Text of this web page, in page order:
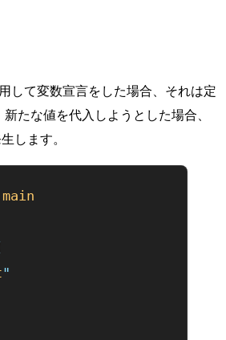
して変数宣言をした場合、それは定
たな値を代入しようとした場合、
します。
main
"